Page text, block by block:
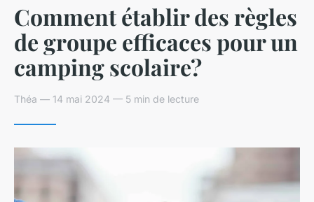
Comment établir des règles
de groupe efficaces pour un
camping scolaire?
Théa — 14 mai 2024 — 5 min de lecture